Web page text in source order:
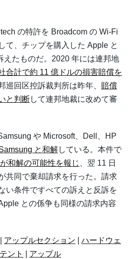
の特許を Broadcom の Wi-Fi
て、チップを購入した Apple と
えたものだ。2020 年には連邦地
合計で約 11 億ドルの損害賠償を
巡回区控訴裁判所は昨年、 賠償
と判断して連邦地裁に改めて審
や Microsoft、Dell、HP
と和解している。本件で
和解の可能性を報じ
、翌 11 日
共同で棄却請求を行った。請求
い条件ですべての訴えと反訴を
との係争も同様の請求内容
アップルセクション
ハードウェ
ント アップル